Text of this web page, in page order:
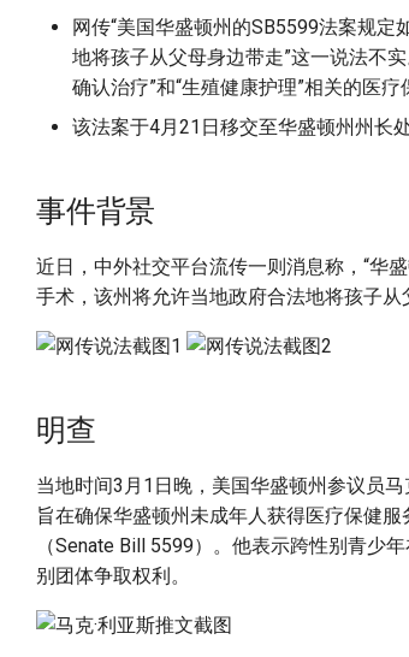
网传“美国华盛顿州的SB5599法案规
地将孩子从父母身边带走”这一说法不
确认治疗”和“生殖健康护理”相关的医疗
该法案于4月21日移交至华盛顿州州长
事件背景
近日，中外社交平台流传一则消息称，“华
手术，该州将允许当地政府合法地将孩子从
明查
当地时间3月1日晚，美国华盛顿州参议员
旨在确保华盛顿州未成年人获得医疗保健服
（Senate Bill 5599）。他表示跨性别青少
别团体争取权利。